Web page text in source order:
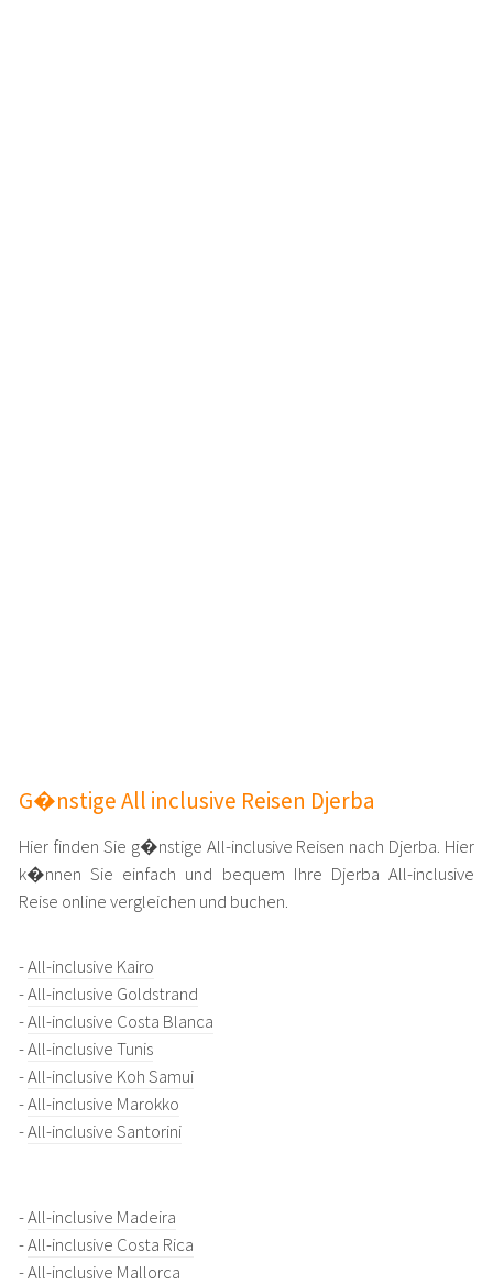
G�nstige All inclusive Reisen Djerba
Hier finden Sie g�nstige All-inclusive Reisen nach Djerba. Hier
k�nnen Sie einfach und bequem Ihre Djerba All-inclusive
Reise online vergleichen und buchen.
-All-inclusive Kairo
-All-inclusive Goldstrand
-All-inclusive Costa Blanca
-All-inclusive Tunis
-All-inclusive Koh Samui
-All-inclusive Marokko
-All-inclusive Santorini
-All-inclusive Madeira
-All-inclusive Costa Rica
-All-inclusive Mallorca